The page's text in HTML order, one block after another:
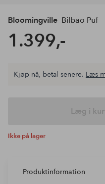
Bloomingville Bilbao Puf
1.399,-
Kjøp nå, betal senere. Læs
Læg i
Ikke på lager
Produktinformation